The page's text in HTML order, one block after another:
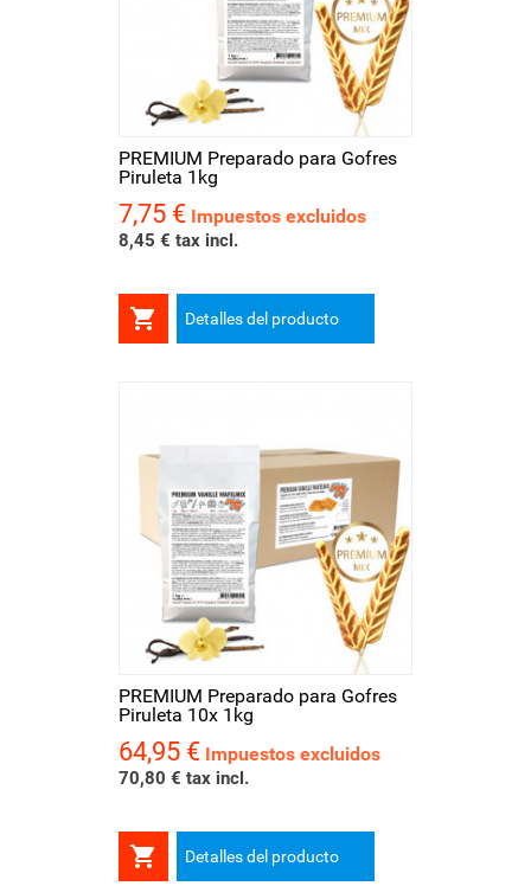
PREMIUM Preparado para Gofres
Piruleta 1kg
Precio
7,75 € Impuestos excluidos
8,45 € tax incl.
 Detalles del producto
PREMIUM Preparado para Gofres
Piruleta 10x 1kg
Precio
64,95 € Impuestos excluidos
70,80 € tax incl.
 Detalles del producto